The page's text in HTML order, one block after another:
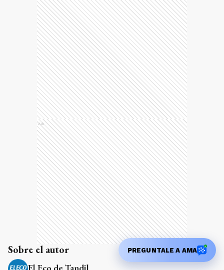
Ads
Sobre el autor
El Eco de Tandil
Más de 143 años escribiendo la historia de Tandil
Temas
EEUU
PREGUNTALE A AMA